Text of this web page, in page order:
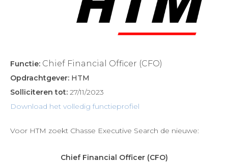
Functie: Chief Financial Officer (CFO)
Opdrachtgever: HTM
Solliciteren tot: 27/11/2023
Download het volledig functieprofiel
Voor HTM zoekt Chasse Executive Search de nieuwe:
Chief Financial Officer (CFO)